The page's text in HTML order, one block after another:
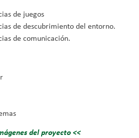
de juegos
de descubrimiento del entorno.
de comunicación.
del proyecto <<